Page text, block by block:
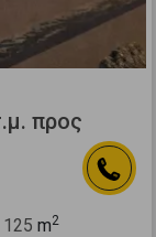
προς
125 m2